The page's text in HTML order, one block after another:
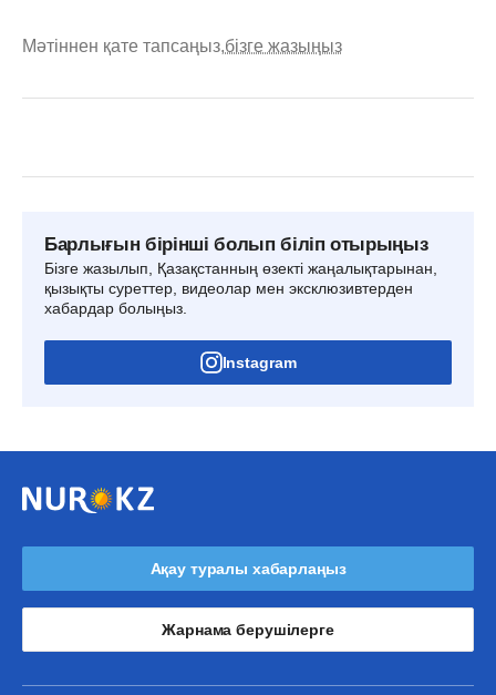
Мәтіннен қате тапсаңыз,бізге жазыңыз
Барлығын бірінші болып біліп отырыңыз
Бізге жазылып, Қазақстанның өзекті жаңалықтарынан,
қызықты суреттер, видеолар мен эксклюзивтерден
хабардар болыңыз.
Instagram
Ақау туралы хабарлаңыз
Жарнама берушілерге